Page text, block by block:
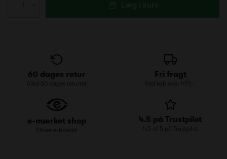
Læg i kurv
60 dages retur
Altid 60 dages returret
Fri fragt
Ved køb over 499,-
e-mærket shop
Sikker e-handel
4.5 på Trustpilot
4.5 af 5 på Trustpilot